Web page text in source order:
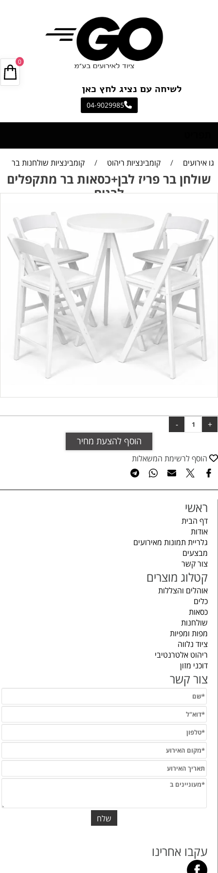
לשיחה עם נציג לחץ כאן
04-9029985
גו אירועים / קומבינציות ריהוט / קומבינציות שולחנות בר
שולחן בר פריז לבן+כסאות בר מתקפלים
לבנים
הוסף להצעת מחיר
הוסף לרשימת המשאלות
0
ראשי
דף הבית
אודות
גלריית תמונות מאירועים
מבצעים
צור קשר
קטלוג מוצרים
אוהלים והצללות
כלים
כסאות
שולחנות
מפות ומפיות
ציוד נלווה
ריהוט אלטרנטיבי
דוכני מזון
צור קשר
עקבו אחרינו